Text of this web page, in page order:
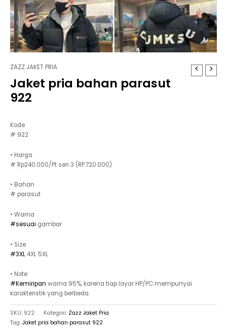
ZAZZ JAKET PRIA
Jaket pria bahan parasut
922
Kode
# 922
• Harga
# Rp240.000/Pt seri 3 (RP.720.000)
• Bahan
# parasut
• Warna
#sesuai gambar
• Size
#3XL4XL 5XL
• Note
#Kemiripan warna 95%, karena tiap layar HP/PC mempunyai
karakteristik yang berbeda.
SKU: 922 Kategori: Zazz Jaket Pria
Tag: Jaket pria bahan parasut 922